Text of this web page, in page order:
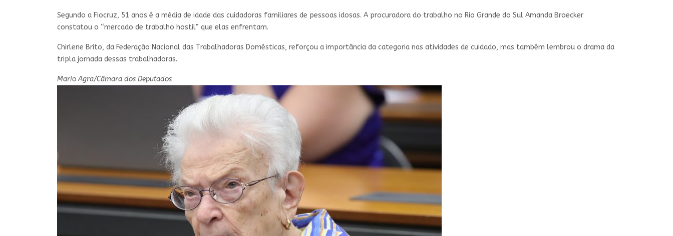
Segundo a Fiocruz, 51 anos é a média de idade das cuidadoras familiares de pessoas idosas. A procuradora do trabalho no Rio Grande do Sul Amanda Broecker
constatou o “mercado de trabalho hostil” que elas enfrentam.
Chirlene Brito, da Federação Nacional das Trabalhadoras Domésticas, reforçou a importância da categoria nas atividades de cuidado, mas também lembrou o drama da
tripla jornada dessas trabalhadoras.
Mario Agra/Câmara dos Deputados